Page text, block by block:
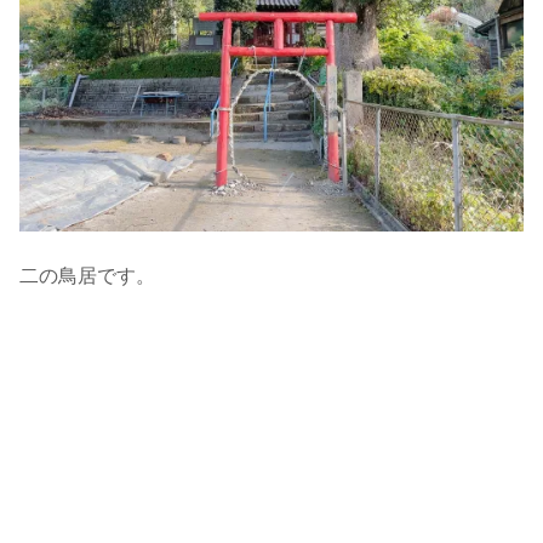
二の鳥居です。